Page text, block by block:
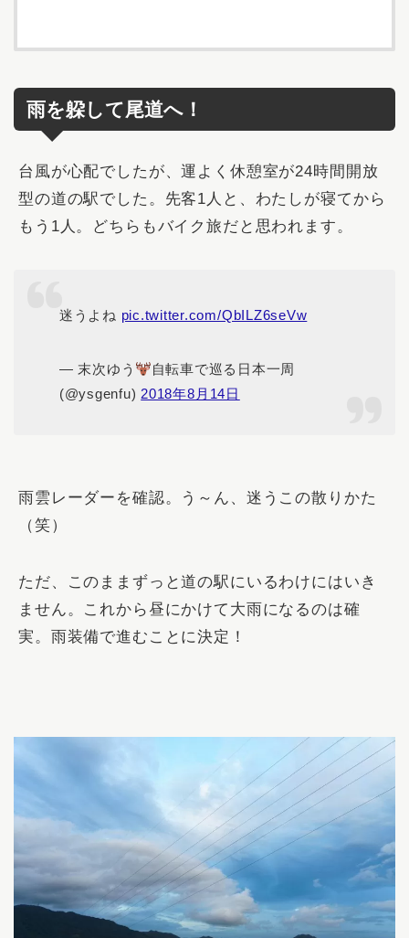
雨を躱して尾道へ！
台風が心配でしたが、運よく休憩室が24時間開放
型の道の駅でした。先客1人と、わたしが寝てから
もう1人。どちらもバイク旅だと思われます。
迷うよね pic.twitter.com/QbILZ6seVw
— 末次ゆう
自転車で巡る日本一周
(@ysgenfu)2018年8月14日
雨雲レーダーを確認。う～ん、迷うこの散りかた
（笑）
ただ、このままずっと道の駅にいるわけにはいき
ません。これから昼にかけて大雨になるのは確
実。雨装備で進むことに決定！